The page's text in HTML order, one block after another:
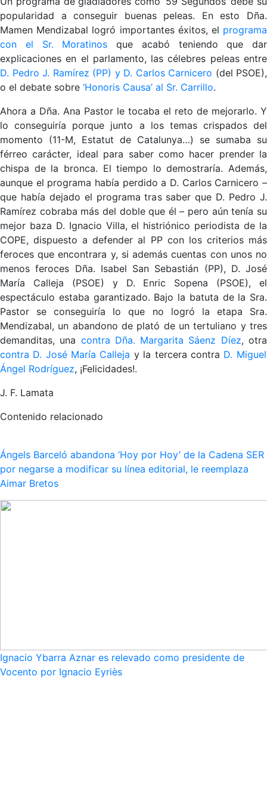
popularidad a conseguir buenas peleas. En esto Dña.
Mamen Mendizabal logró importantes éxitos, el programa
con el Sr. Moratinos que acabó teniendo que dar
explicaciones en el parlamento, las célebres peleas entre
D. Pedro J. Ramírez (PP) y D. Carlos Carnicero (del PSOE),
o el debate sobre ‘Honoris Causa’ al Sr. Carrillo.
Ahora a Dña. Ana Pastor le tocaba el reto de mejorarlo. Y
lo conseguiría porque junto a los temas crispados del
momento (11-M, Estatut de Catalunya…) se sumaba su
férreo carácter, ideal para saber como hacer prender la
chispa de la bronca. El tiempo lo demostraría. Además,
aunque el programa había perdido a D. Carlos Carnicero –
que había dejado el programa tras saber que D. Pedro J.
Ramírez cobraba más del doble que él – pero aún tenía su
mejor baza D. Ignacio Villa, el histriónico periodista de la
COPE, dispuesto a defender al PP con los criterios más
feroces que encontrara y, si además cuentas con unos no
menos feroces Dña. Isabel San Sebastián (PP), D. José
María Calleja (PSOE) y D. Enric Sopena (PSOE), el
espectáculo estaba garantizado. Bajo la batuta de la Sra.
Pastor se conseguiría lo que no logró la etapa Sra.
Mendizabal, un abandono de plató de un tertuliano y tres
demanditas, una contra Dña. Margarita Sáenz Díez, otra
contra D. José María Calleja y la tercera contra D. Miguel
Ángel Rodríguez, ¡Felicidades!.
J. F. Lamata
Contenido relacionado
Ángels Barceló abandona ‘Hoy por Hoy’ de la Cadena SER
por negarse a modificar su línea editorial, le reemplaza
Aimar Bretos
Ignacio Ybarra Aznar es relevado como presidente de
Vocento por Ignacio Eyriès